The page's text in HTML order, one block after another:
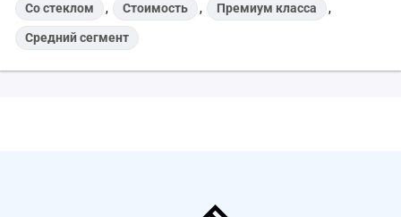
Со стеклом , Стоимость , Премиум класса ,
Средний сегмент